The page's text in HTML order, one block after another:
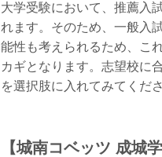
大学受験において、推薦入
れます。そのため、一般入
能性も考えられるため、こ
カギとなります。志望校に
を選択肢に入れてみてくださ
【城南コベッツ 成城